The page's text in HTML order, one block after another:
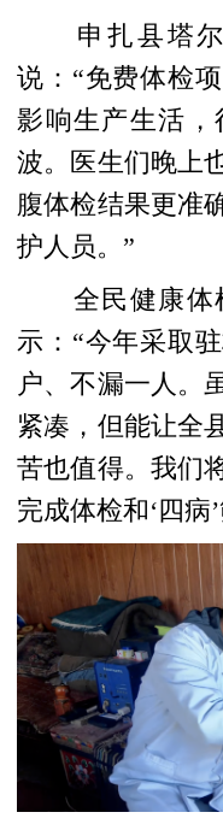
申扎县塔
说：“免费体检
影响生产生活
波。医生们晚上
腹体检结果更准
护人员。”
全民健康体
示：“今年采取
户、不漏一人。
紧凑，但能让全
苦也值得。我们
完成体检和‘四病